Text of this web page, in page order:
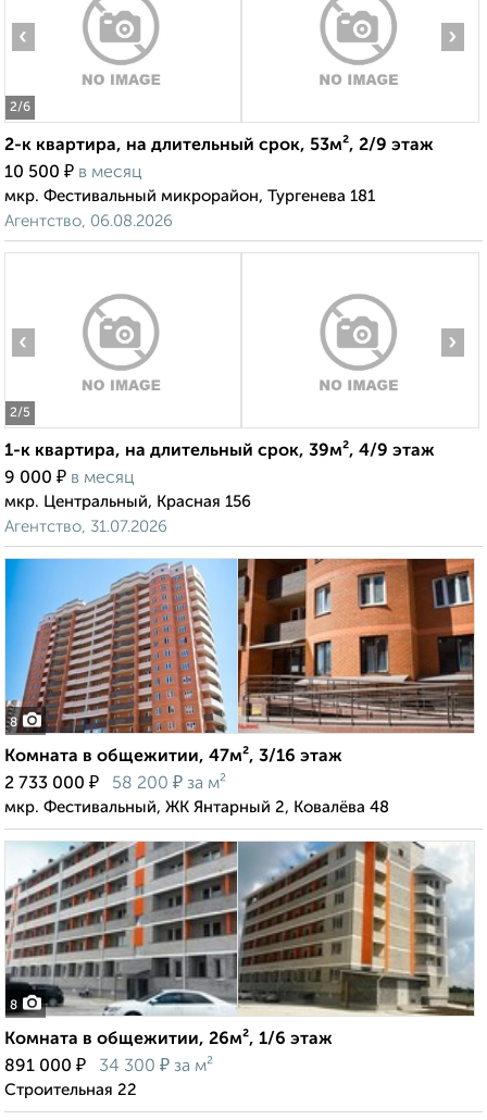
2/6
‹ ›
2-к квартира, на длительный срок, 53м², 2/9 этаж
10 500 ₽ в месяц
мкр. Фестивальный микрорайон, Тургенева 181
Агентство, 06.08.2026
2/5
‹ ›
1-к квартира, на длительный срок, 39м², 4/9 этаж
9 000 ₽ в месяц
мкр. Центральный, Красная 156
Агентство, 31.07.2026
8
Комната в общежитии, 47м², 3/16 этаж
2 733 000 ₽ 58 200 ₽ за м²
мкр. Фестивальный, ЖК Янтарный 2, Ковалёва 48
8
Комната в общежитии, 26м², 1/6 этаж
891 000 ₽ 34 300 ₽ за м²
Строительная 22